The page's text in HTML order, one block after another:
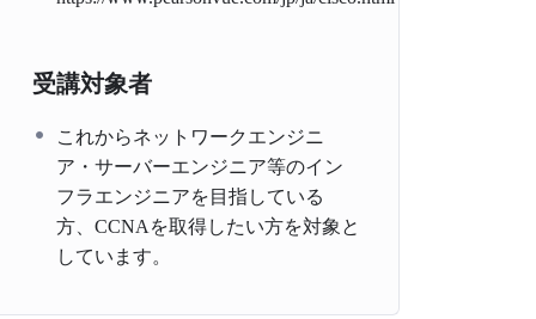
受講対象者
これからネットワークエンジニ
ア・サーバーエンジニア等のイン
フラエンジニアを目指している
方、CCNAを取得したい方を対象と
しています。